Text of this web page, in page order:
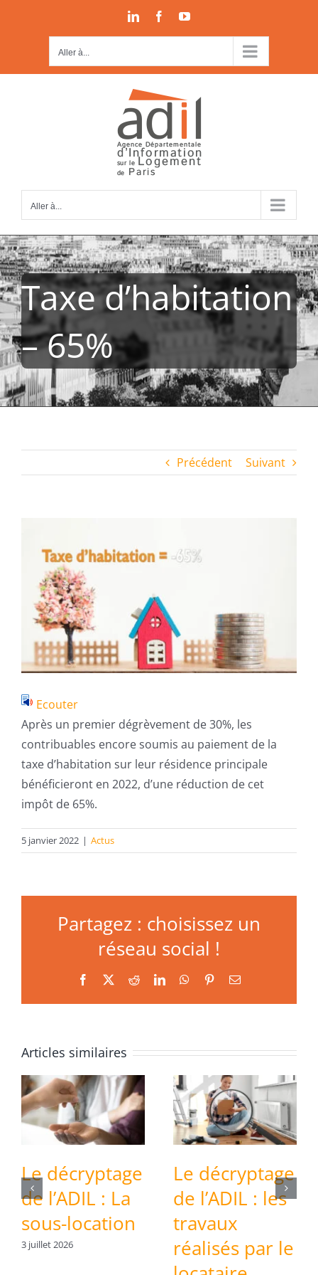
LinkedInFacebookYouTube
Aller à...
Aller à...
Taxe d’habitation
– 65%
Précédent Suivant
l'image
agrandie
Ecouter
Après un premier dégrèvement de 30%, les
contribuables encore soumis au paiement de la
taxe d’habitation sur leur résidence principale
bénéficieront en 2022, d’une réduction de cet
impôt de 65%.
5 janvier 2022 | Actus
Partagez : choisissez un
réseau social !
Facebook RedditLinkedInWhatsApp
PinterestEmail
Articles similaires
Le décryptage
de l’ADIL : La
sous-location
3 juillet 2026
Le décryptage
de l’ADIL : les
travaux
réalisés par le